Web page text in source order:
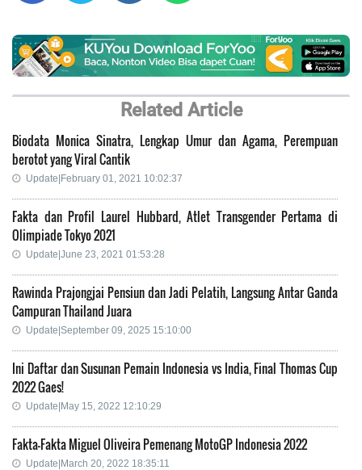
Related Article
Biodata Monica Sinatra, Lengkap Umur dan Agama, Perempuan
berotot yang Viral Cantik
Update|February 01, 2021 10:02:37
Fakta dan Profil Laurel Hubbard, Atlet Transgender Pertama di
Olimpiade Tokyo 2021
Update|June 23, 2021 01:53:28
Rawinda Prajongjai Pensiun dan Jadi Pelatih, Langsung Antar Ganda
Campuran Thailand Juara
Update|September 09, 2025 15:10:00
Ini Daftar dan Susunan Pemain Indonesia vs India, Final Thomas Cup
2022 Gaes!
Update|May 15, 2022 12:10:29
Fakta-Fakta Miguel Oliveira Pemenang MotoGP Indonesia 2022
Update|March 20, 2022 18:35:11